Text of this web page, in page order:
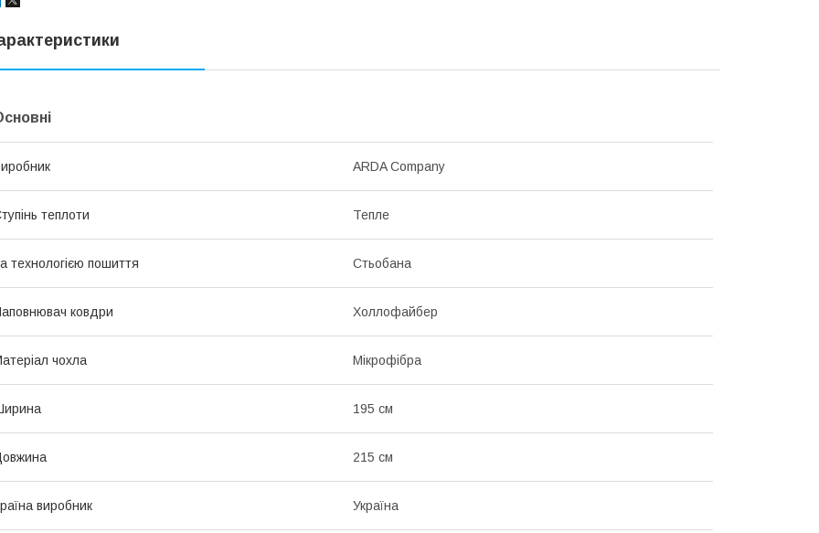
ARDA Company
теплоти Тепле
технологією пошиття Стьобана
ковдри Холлофайбер
чохла Мікрофібра
195 см
215 см
виробник Україна